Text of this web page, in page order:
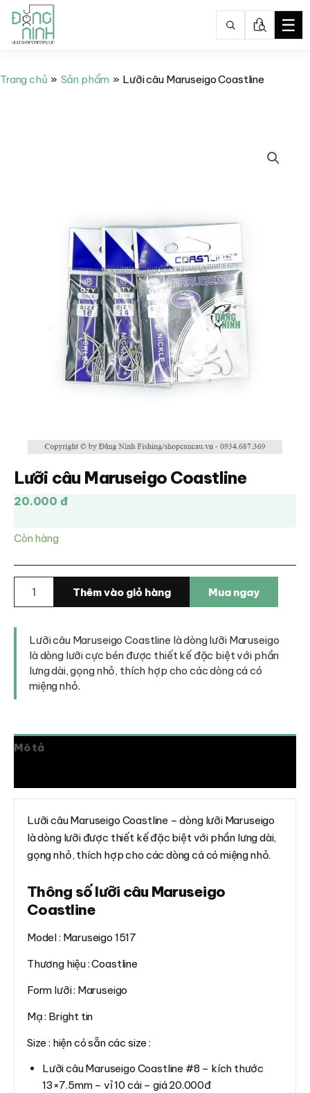
tới
☰
Trang chủ Sản phẩm Lưỡi câu Maruseigo Coastline
Lưỡi câu Maruseigo Coastline
20.000 đ
Còn hàng
Maruseigo
Coastline
lượng
Thêm vào giỏ hàng Mua ngay
Lưỡi câu Maruseigo Coastline là dòng lưỡi Maruseigo
là dòng lưỡi cực bén được thiết kế đặc biệt với phần
lưng dài, gọng nhỏ, thích hợp cho các dòng cá có
miệng nhỏ.
Mô tả
Lưỡi câu Maruseigo Coastline – dòng lưỡi Maruseigo
là dòng lưỡi được thiết kế đặc biệt với phần lưng dài,
gọng nhỏ, thích hợp cho các dòng cá có miệng nhỏ.
Thông số lưỡi câu Maruseigo
Coastline
Model : Maruseigo 1517
Thương hiệu : Coastline
Form lưỡi : Maruseigo
Mạ : Bright tin
Size : hiện có sẵn các size :
Lưỡi câu Maruseigo Coastline #8 – kích thước
13×7.5mm – vỉ 10 cái – giá 20.000đ